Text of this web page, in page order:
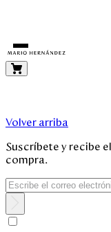
Mujer
Hombre
Volver arriba
Suscríbete y recibe
compra.